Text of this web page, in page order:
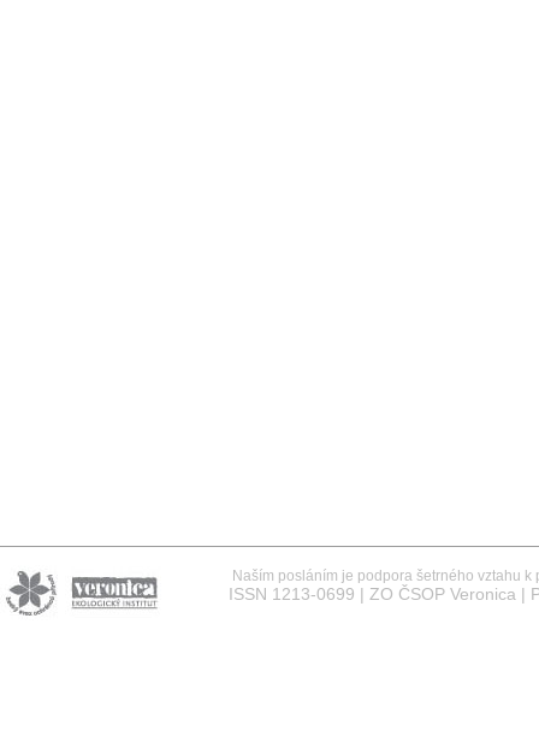
Naším posláním je podpora šetrného vztahu
ISSN 1213-0699 | ZO ČSOP Veronica |